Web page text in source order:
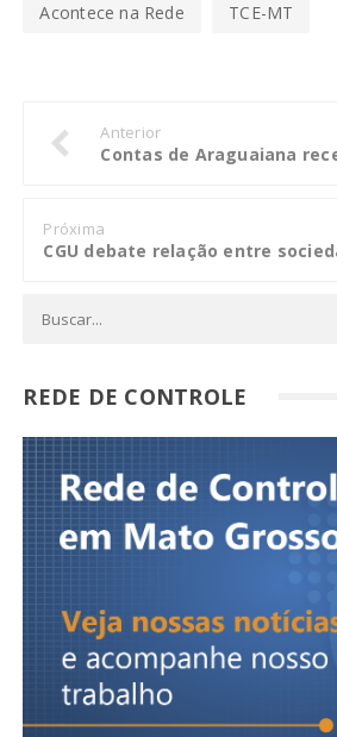
Acontece na Rede TCE-MT
Anterior
Próxima
REDE DE CONTROLE